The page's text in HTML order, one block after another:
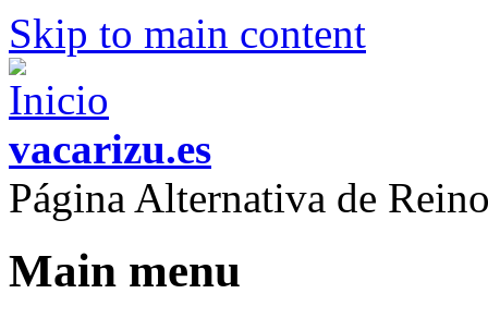
Skip to main content
vacarizu.es
Página Alternativa de
Main menu